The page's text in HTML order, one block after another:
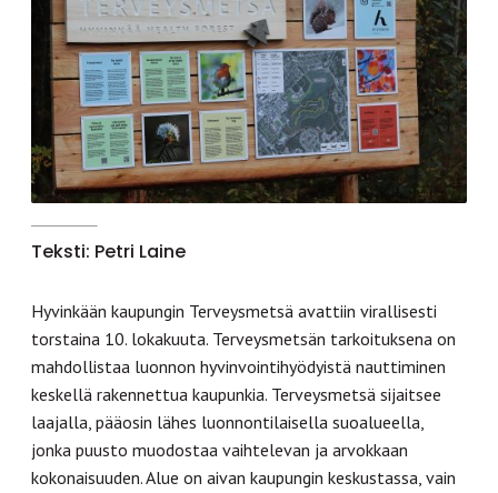
Teksti: Petri Laine
Hyvinkään kaupungin Terveysmetsä avattiin virallisesti
torstaina 10. lokakuuta. Terveysmetsän tarkoituksena on
mahdollistaa luonnon hyvinvointihyödyistä nauttiminen
keskellä rakennettua kaupunkia. Terveysmetsä sijaitsee
laajalla, pääosin lähes luonnontilaisella suoalueella,
jonka puusto muodostaa vaihtelevan ja arvokkaan
kokonaisuuden. Alue on aivan kaupungin keskustassa, vain